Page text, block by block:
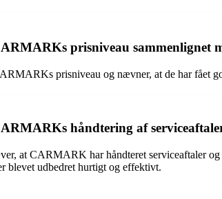
prisniveau sammenlignet
prisniveau og nævner, at de har fået
håndtering af
at CARMARK har håndteret serviceaftaler
blevet udbedret hurtigt og effektivt.